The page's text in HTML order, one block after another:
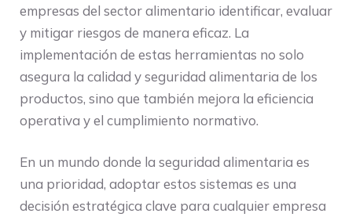
empresas del sector alimentario identificar, evaluar
y mitigar riesgos de manera eficaz. La
implementación de estas herramientas no solo
asegura la calidad y seguridad alimentaria de los
productos, sino que también mejora la eficiencia
operativa y el cumplimiento normativo.
En un mundo donde la seguridad alimentaria es
una prioridad, adoptar estos sistemas es una
decisión estratégica clave para cualquier empresa